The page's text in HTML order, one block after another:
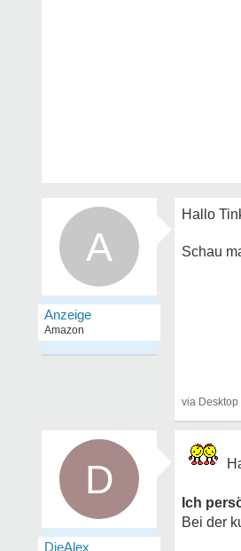
A
D
DieAlex
Ich
Bei der